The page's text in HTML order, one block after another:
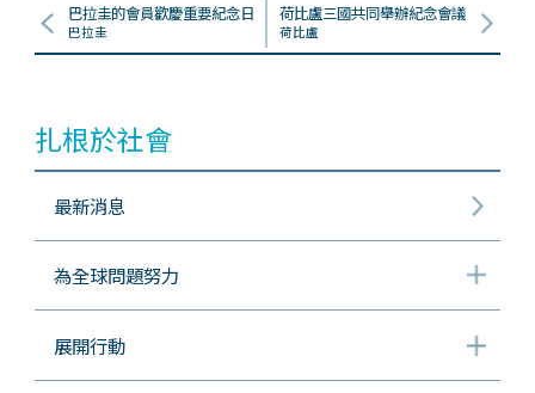
巴拉圭的會員歡慶重要紀念日
巴拉圭
荷比盧三國共同舉辦紀念會議
荷比盧
扎根於社會
最新消息
為全球問題努力
展開行動